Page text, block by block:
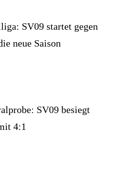
SV09 startet gegen
neue Saison
SV09 besiegt
4:1